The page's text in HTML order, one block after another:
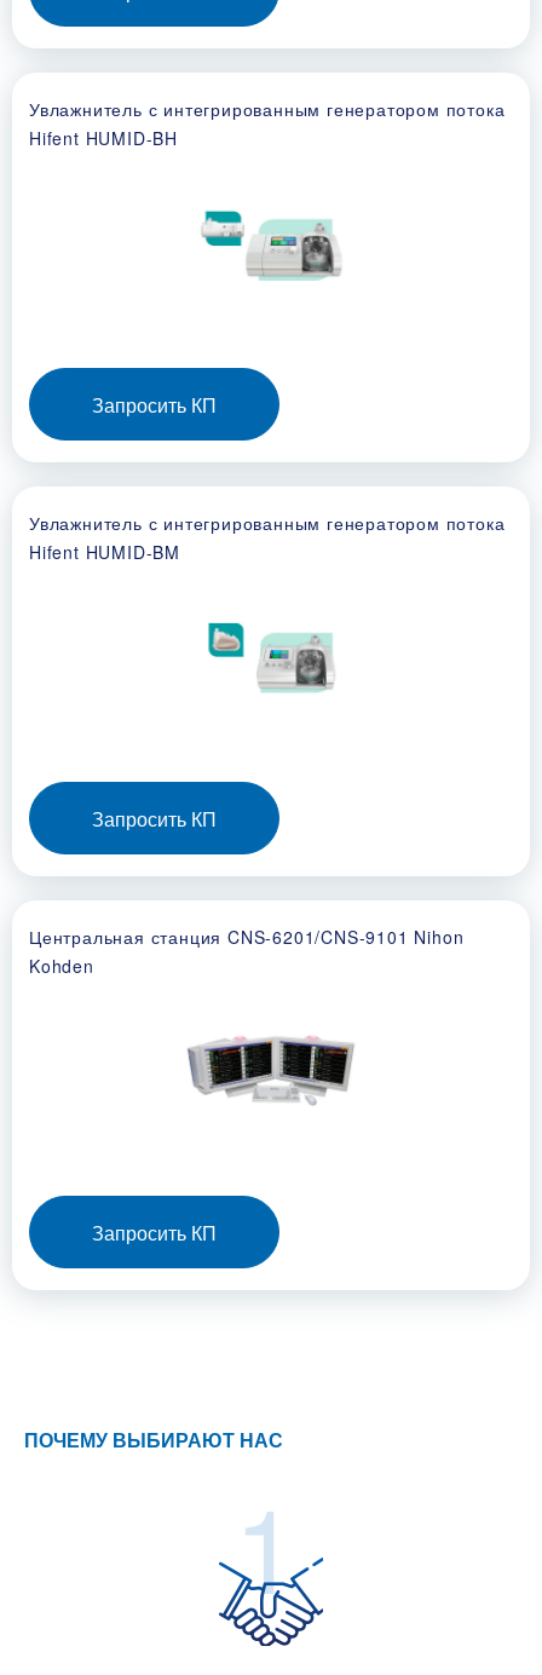
Увлажнитель с интегрированным генератором потока
Hifent HUMID-BH
Запросить КП
Увлажнитель с интегрированным генератором потока
Hifent HUMID-BM
Запросить КП
Центральная станция CNS-6201/CNS-9101 Nihon
Kohden
Запросить КП
ПОЧЕМУ ВЫБИРАЮТ НАС
1